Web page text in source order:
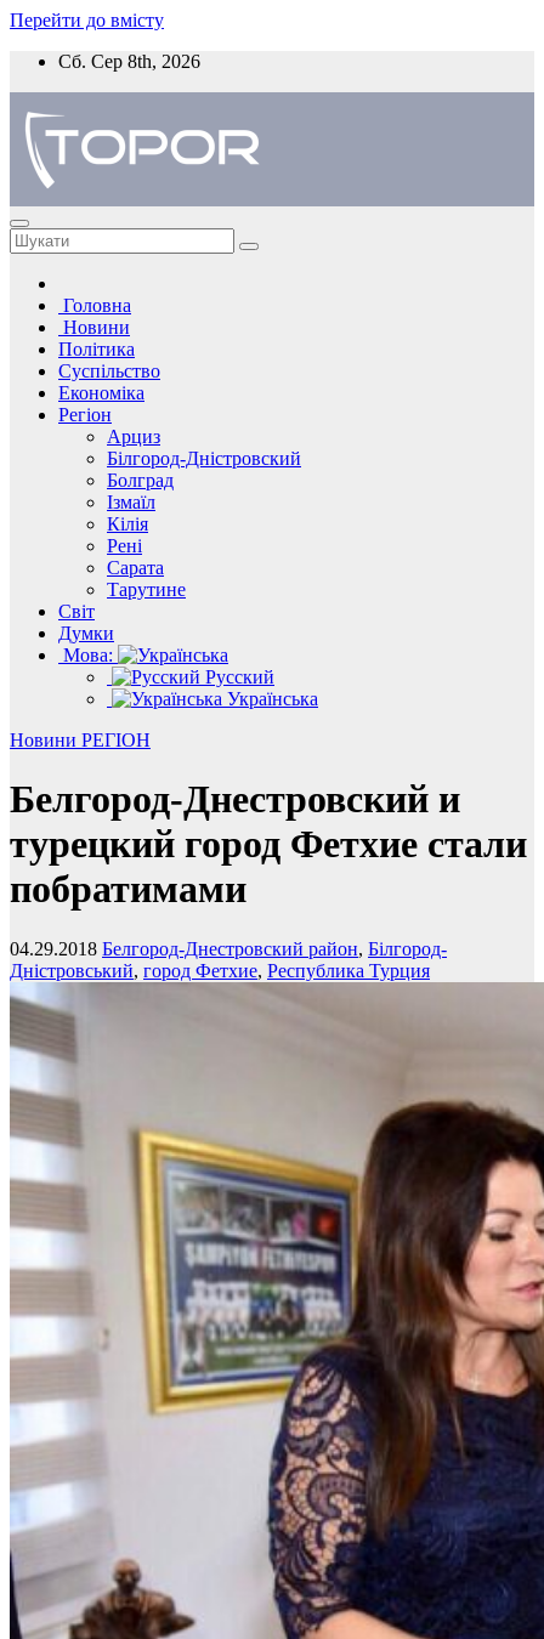
Перейти до вмісту
Сб. Сер 8th, 2026
Головна
Новини
Політика
Суспільство
Економіка
Регіон
Арциз
Білгород-Дністровский
Болград
Ізмаїл
Кілія
Рені
Сарата
Тарутине
Світ
Думки
Мова:
Русский
Українська
Новини РЕГІОН
Белгород-Днестровский и
турецкий город Фетхие стали
побратимами
04.29.2018 Белгород-Днестровский район, Білгород-
Дністровський, город Фетхие, Республика Турция